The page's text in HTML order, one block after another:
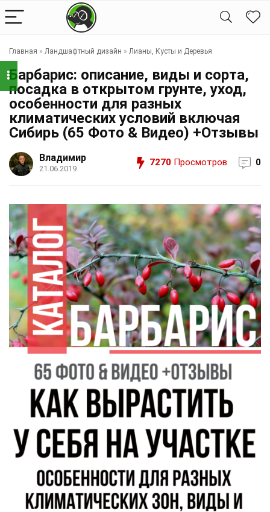
Главная » Ландшафтный дизайн » Лианы, Кусты и Деревья
Барбарис: описание, виды и сорта,
посадка в открытом грунте, уход,
особенности для разных
климатических условий включая
Сибирь (65 Фото & Видео) +Отзывы
Владимир
21.06.2019
7270 Просмотров 0